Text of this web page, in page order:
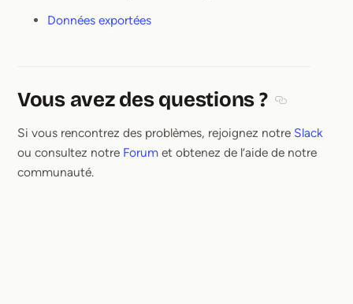
Données exportées
Vous avez des questions ?
Si vous rencontrez des problèmes, rejoignez notre Slack
ou consultez notre Forum et obtenez de l’aide de notre
communauté.